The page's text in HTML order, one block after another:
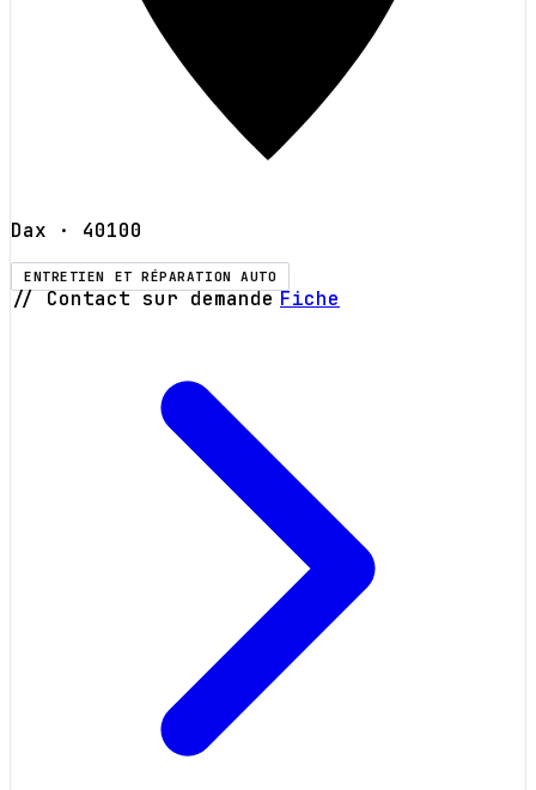
Dax · 40100
ENTRETIEN ET RÉPARATION AUTO
// Contact sur demande Fiche